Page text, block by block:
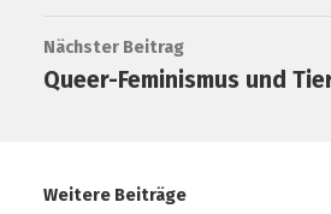
Nächster Beitrag
Queer-Feminismus und
Weitere Beiträge